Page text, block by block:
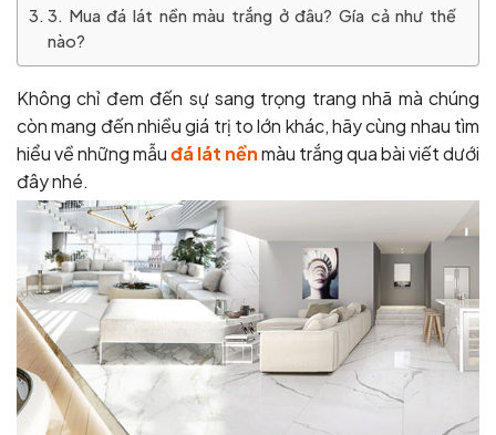
3. Mua đá lát nền màu trắng ở đâu? Gía cả như thế
nào?
Không chỉ đem đến sự sang trọng trang nhã mà chúng
còn mang đến nhiều giá trị to lớn khác, hãy cùng nhau tìm
hiểu về những mẫuđá lát nềnmàu trắng qua bài viết dưới
đây nhé.